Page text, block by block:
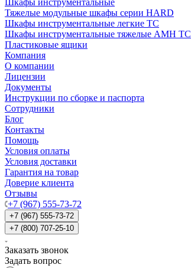
Шкафы инструментальные
Тяжелые модульные шкафы серии HARD
Шкафы инструментальные легкие ТС
Шкафы инструментальные тяжелые AMH TC
Пластиковые ящики
Компания
О компании
Лицензии
Документы
Инструкции по сборке и паспорта
Сотрудники
Блог
Контакты
Помощь
Условия оплаты
Условия доставки
Гарантия на товар
Доверие клиента
Отзывы
+7 (967) 555-73-72
+7 (967) 555-73-72
+7 (800) 707-25-10
Заказать звонок
Задать вопрос